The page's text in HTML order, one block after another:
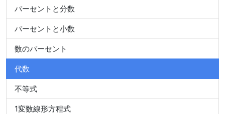
パーセントと分数
パーセントと小数
数のパーセント
代数
不等式
1変数線形方程式